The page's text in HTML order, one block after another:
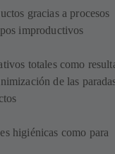
gracias a procesos
improductivos
totales como
de las
higiénicas como para